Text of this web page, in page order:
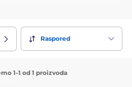
Raspored
1-1 od 1 proizvoda